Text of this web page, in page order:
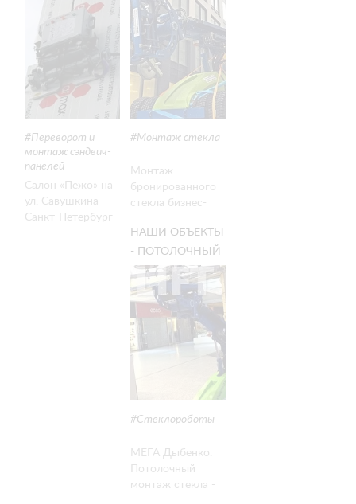
МОНТАЖ
СТЕНОВЫХ
СЭНДВИЧ-
ПАНЕЛЕЙ
Переворот и
монтаж сэндвич-
панелей
Салон «Пежо» на
ул. Савушкина -
Санкт-Петербург
СТЕКЛА
ИЗНУТРИ
ПОМЕЩЕНИЯ
Монтаж стекла
Монтаж
бронированного
стекла бизнес-
помещения.
Установка
стеклоробота
через оконный
проем. Winlet 575
НАШИ ОБЪЕКТЫ
- ПОТОЛОЧНЫЙ
МОНТАЖ
СТЕКЛА
Стеклороботы
МЕГА Дыбенко.
Потолочный
монтаж стекла -